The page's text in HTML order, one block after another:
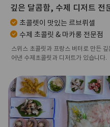
깊은 달콤함, 수제 디저트 전
초콜렛이 맛있는 르브뤼셀
수제 초콜릿 & 마카롱 전문점
스위스 초콜릿과 프랑스 버터로 만든
어낸 수제초콜릿과 디저트가 있습니다.